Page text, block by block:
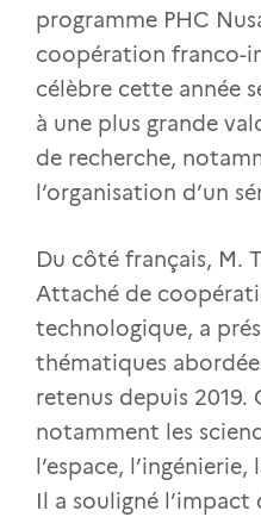
programme PHC
coopération franco-
célèbre cette année
à une plus grande
de recherche,
l’organisation d’un
Du côté français, M.
Attaché de
technologique, a
thématiques
retenus depuis 2019.
notamment les
l’espace,
Il a souligné